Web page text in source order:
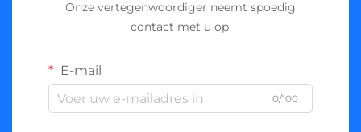
Onze vertegenwoordiger neemt spoedig
contact met u op.
E-mail
0/100